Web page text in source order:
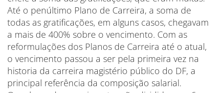
Até o penúltimo Plano de Carreira, a soma de
todas as gratificações, em alguns casos, chegavam
a mais de 400% sobre o vencimento. Com as
reformulações dos Planos de Carreira até o atual,
o vencimento passou a ser pela primeira vez na
historia da carreira magistério público do DF, a
principal referência da composição salarial.